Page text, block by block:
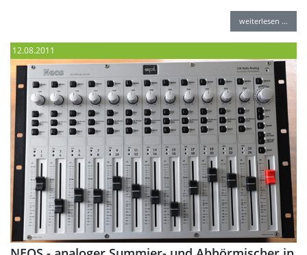
weiterlesen …
12.08.2011